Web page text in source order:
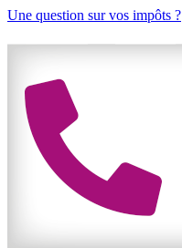
Une question sur vos impôts ?